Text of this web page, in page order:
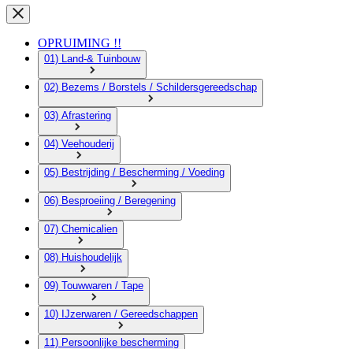
OPRUIMING !!
01) Land-& Tuinbouw
02) Bezems / Borstels / Schildersgereedschap
03) Afrastering
04) Veehouderij
05) Bestrijding / Bescherming / Voeding
06) Besproeiing / Beregening
07) Chemicalien
08) Huishoudelijk
09) Touwwaren / Tape
10) IJzerwaren / Gereedschappen
11) Persoonlijke bescherming